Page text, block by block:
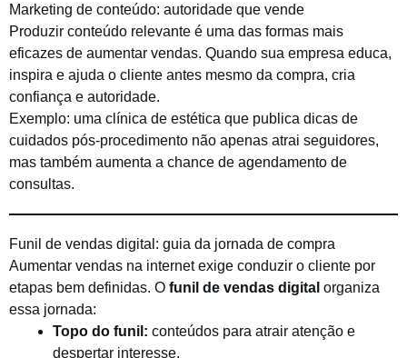
Marketing de conteúdo: autoridade que vende
Produzir conteúdo relevante é uma das formas mais
eficazes de aumentar vendas. Quando sua empresa educa,
inspira e ajuda o cliente antes mesmo da compra, cria
confiança e autoridade.
Exemplo: uma clínica de estética que publica dicas de
cuidados pós-procedimento não apenas atrai seguidores,
mas também aumenta a chance de agendamento de
consultas.
Funil de vendas digital: guia da jornada de compra
Aumentar vendas na internet exige conduzir o cliente por
etapas bem definidas. O funil de vendas digital organiza
essa jornada:
Topo do funil: conteúdos para atrair atenção e
despertar interesse.